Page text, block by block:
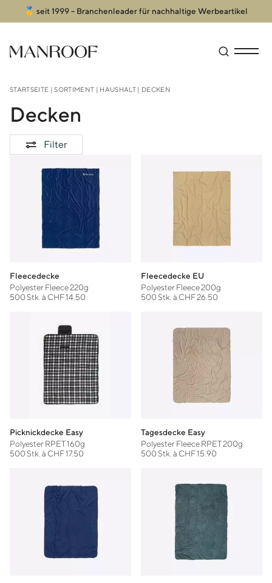
🥇 seit 1999 – Branchenleader für nachhaltige Werbeartikel
Header
Manroof GmbH Suche
STARTSEITE |SORTIMENT | HAUSHALT| DECKEN
Decken
Filter
Fleecedecke
Polyester Fleece 220g
500 Stk. à CHF 14.50
Fleecedecke EU
Polyester Fleece 200g
500 Stk. à CHF 26.50
Picknickdecke Easy
Polyester RPET 160g
500 Stk. à CHF 17.50
Tagesdecke Easy
Polyester Fleece RPET 200g
500 Stk. à CHF 15.90